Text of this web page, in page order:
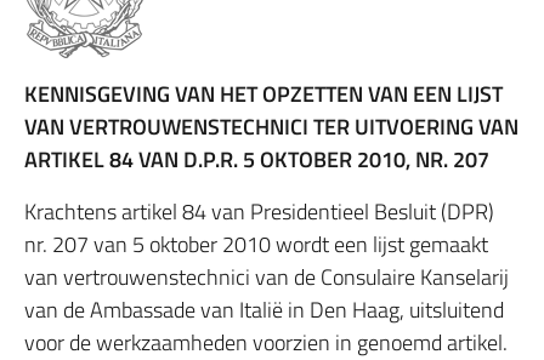
KENNISGEVING VAN HET OPZETTEN VAN EEN LIJST
VAN VERTROUWENSTECHNICI TER UITVOERING VAN
ARTIKEL 84 VAN D.P.R. 5 OKTOBER 2010, NR. 207
Krachtens artikel 84 van Presidentieel Besluit (DPR)
nr. 207 van 5 oktober 2010 wordt een lijst gemaakt
van vertrouwenstechnici van de Consulaire Kanselarij
van de Ambassade van Italië in Den Haag, uitsluitend
voor de werkzaamheden voorzien in genoemd artikel.